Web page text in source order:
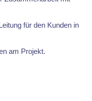
für den Kunden in
am Projekt.